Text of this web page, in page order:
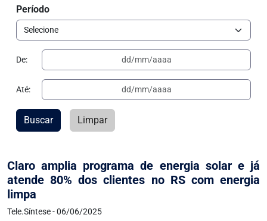
Claro amplia programa de energia solar e já
atende 80% dos clientes no RS com energia
limpa
Tele.Síntese - 06/06/2025
Período
De:
Até:
Buscar Limpar